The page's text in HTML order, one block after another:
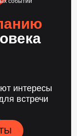
интересы
встречи